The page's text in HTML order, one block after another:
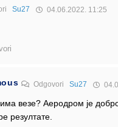
Su27 04.06.2022. 11:25
OdgovoriSu27
има везе? Аеродром је
резултате.